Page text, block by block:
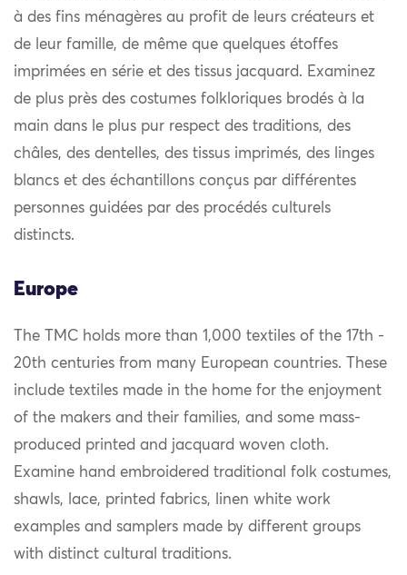
à des fins ménagères au profit de leurs créateurs et
de leur famille, de même que quelques étoffes
imprimées en série et des tissus jacquard. Examinez
de plus près des costumes folkloriques brodés à la
main dans le plus pur respect des traditions, des
châles, des dentelles, des tissus imprimés, des linges
blancs et des échantillons conçus par différentes
personnes guidées par des procédés culturels
distincts.
Europe
The TMC holds more than 1,000 textiles of the 17th -
20th centuries from many European countries. These
include textiles made in the home for the enjoyment
of the makers and their families, and some mass-
produced printed and jacquard woven cloth.
Examine hand embroidered traditional folk costumes,
shawls, lace, printed fabrics, linen white work
examples and samplers made by different groups
with distinct cultural traditions.